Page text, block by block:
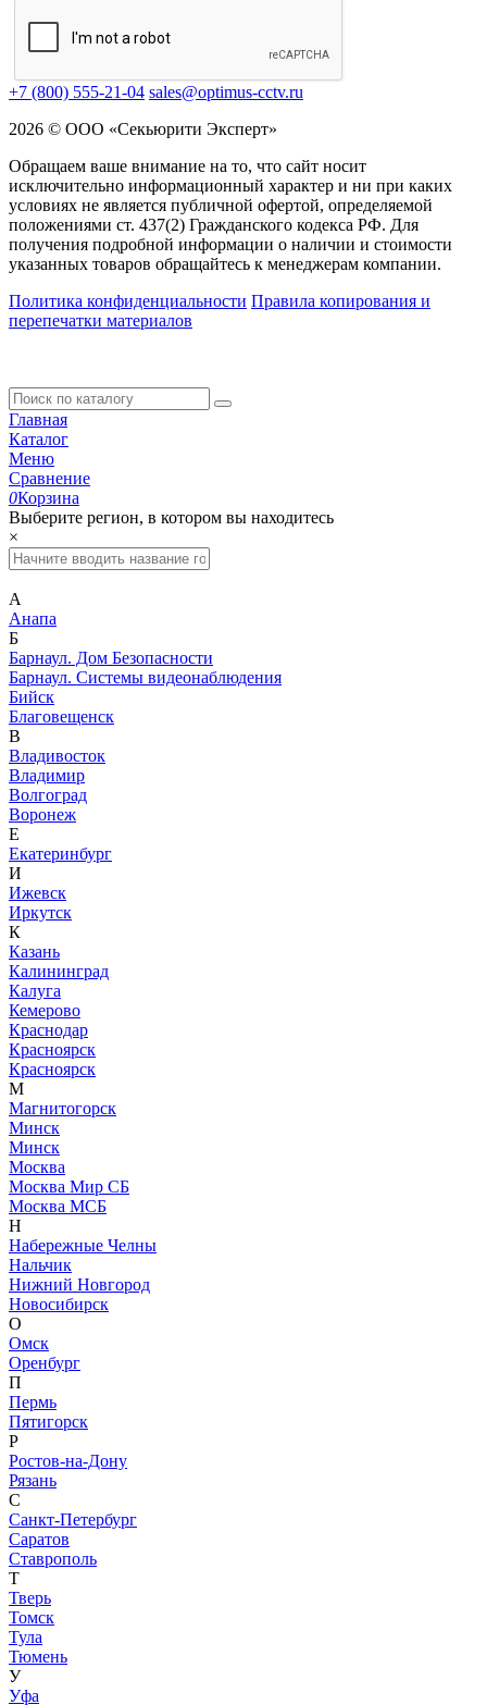
+7 (800) 555-21-04 sales@optimus-cctv.ru
2026 © ООО «Секьюрити Эксперт»
Обращаем ваше внимание на то, что сайт носит
исключительно информационный характер и ни при каких
условиях не является публичной офертой, определяемой
положениями ст. 437(2) Гражданского кодекса РФ. Для
получения подробной информации о наличии и стоимости
указанных товаров обращайтесь к менеджерам компании.
Политика конфиденциальности Правила копирования и
перепечатки материалов
Главная
Каталог
Меню
Сравнение
0Корзина
Выберите регион, в котором вы находитесь
×
А
Анапа
Б
Барнаул. Дом Безопасности
Барнаул. Системы видеонаблюдения
Бийск
Благовещенск
В
Владивосток
Владимир
Волгоград
Воронеж
Е
Екатеринбург
И
Ижевск
Иркутск
К
Казань
Калининград
Калуга
Кемерово
Краснодар
Красноярск
Красноярск
М
Магнитогорск
Минск
Минск
Москва
Москва Мир СБ
Москва МСБ
Н
Набережные Челны
Нальчик
Нижний Новгород
Новосибирск
О
Омск
Оренбург
П
Пермь
Пятигорск
Р
Ростов-на-Дону
Рязань
С
Санкт-Петербург
Саратов
Ставрополь
Т
Тверь
Томск
Тула
Тюмень
У
Уфа